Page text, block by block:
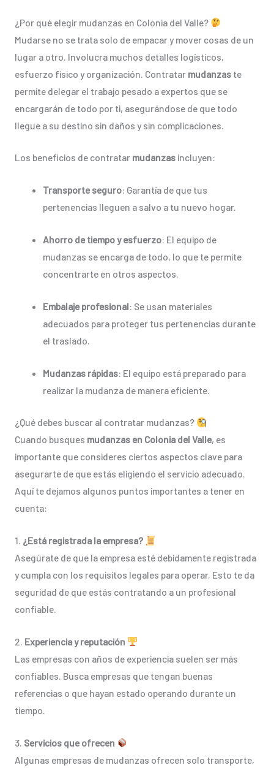
¿Por qué elegir mudanzas en Colonia del Valle?
Mudarse no se trata solo de empacar y mover cosas de un
lugar a otro. Involucra muchos detalles logísticos,
esfuerzo físico y organización. Contratar mudanzaste
permite delegar el trabajo pesado a expertos que se
encargarán de todo por ti, asegurándose de que todo
llegue a su destino sin daños y sin complicaciones.
Los beneficios de contratar mudanzasincluyen:
Transporte seguro: Garantía de que tus
pertenencias lleguen a salvo a tu nuevo hogar.
Ahorro de tiempo y esfuerzo: El equipo de
mudanzas se encarga de todo, lo que te permite
concentrarte en otros aspectos.
Embalaje profesional: Se usan materiales
adecuados para proteger tus pertenencias durante
el traslado.
Mudanzas rápidas: El equipo está preparado para
realizar la mudanza de manera eficiente.
¿Qué debes buscar al contratar mudanzas?
Cuando busques mudanzas en Colonia del Valle, es
importante que consideres ciertos aspectos clave para
asegurarte de que estás eligiendo el servicio adecuado.
Aquí te dejamos algunos puntos importantes a tener en
cuenta:
1. ¿Está registrada la empresa?
Asegúrate de que la empresa esté debidamente registrada
y cumpla con los requisitos legales para operar. Esto te da
seguridad de que estás contratando a un profesional
confiable.
2. Experiencia y reputación
Las empresas con años de experiencia suelen ser más
confiables. Busca empresas que tengan buenas
referencias o que hayan estado operando durante un
tiempo.
3. Servicios que ofrecen
Algunas empresas de mudanzas ofrecen solo transporte,